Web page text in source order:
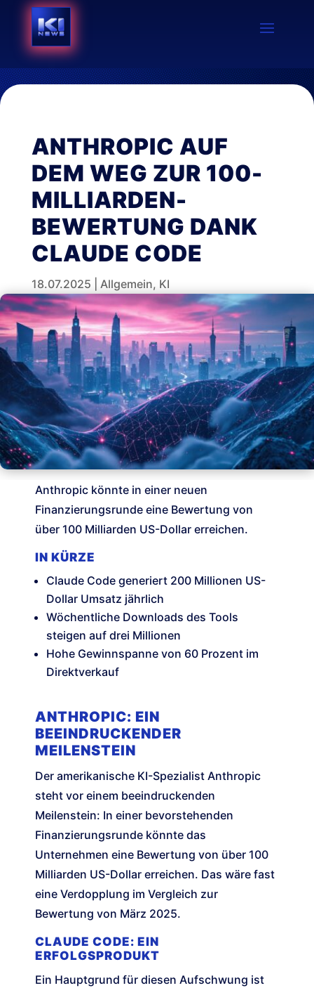
ANTHROPIC AUF
DEM WEG ZUR 100-
MILLIARDEN-
BEWERTUNG DANK
CLAUDE CODE
18.07.2025 Allgemein, KI
Anthropic könnte in einer neuen
Finanzierungsrunde eine Bewertung von
über 100 Milliarden US-Dollar erreichen.
IN KÜRZE
Claude Code generiert 200 Millionen US-
Dollar Umsatz jährlich
Wöchentliche Downloads des Tools
steigen auf drei Millionen
Hohe Gewinnspanne von 60 Prozent im
Direktverkauf
ANTHROPIC: EIN
BEEINDRUCKENDER
MEILENSTEIN
Der amerikanische KI-Spezialist Anthropic
steht vor einem beeindruckenden
Meilenstein: In einer bevorstehenden
Finanzierungsrunde könnte das
Unternehmen eine Bewertung von über 100
Milliarden US-Dollar erreichen. Das wäre fast
eine Verdopplung im Vergleich zur
Bewertung von März 2025.
CLAUDE CODE: EIN
ERFOLGSPRODUKT
Ein Hauptgrund für diesen Aufschwung ist